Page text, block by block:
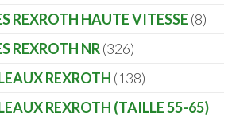
REXROTH HAUTE VITESSE 8
REXROTH NR 326
REXROTH 138
REXROTH (TAILLE 55-65)